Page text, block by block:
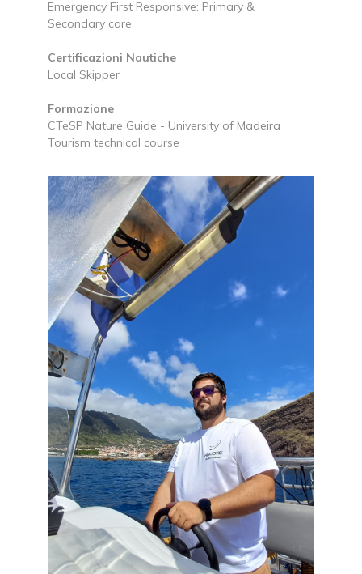
Emergency First Responsive: Primary &
Secondary care
Certificazioni Nautiche
Local Skipper
Formazione
CTeSP Nature Guide - University of Madeira
Tourism technical course